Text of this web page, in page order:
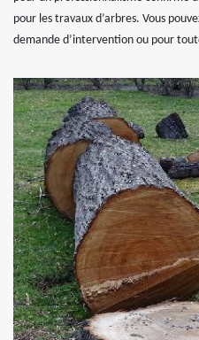
pour les travaux d’arbres. Vous
demande d’intervention ou pour